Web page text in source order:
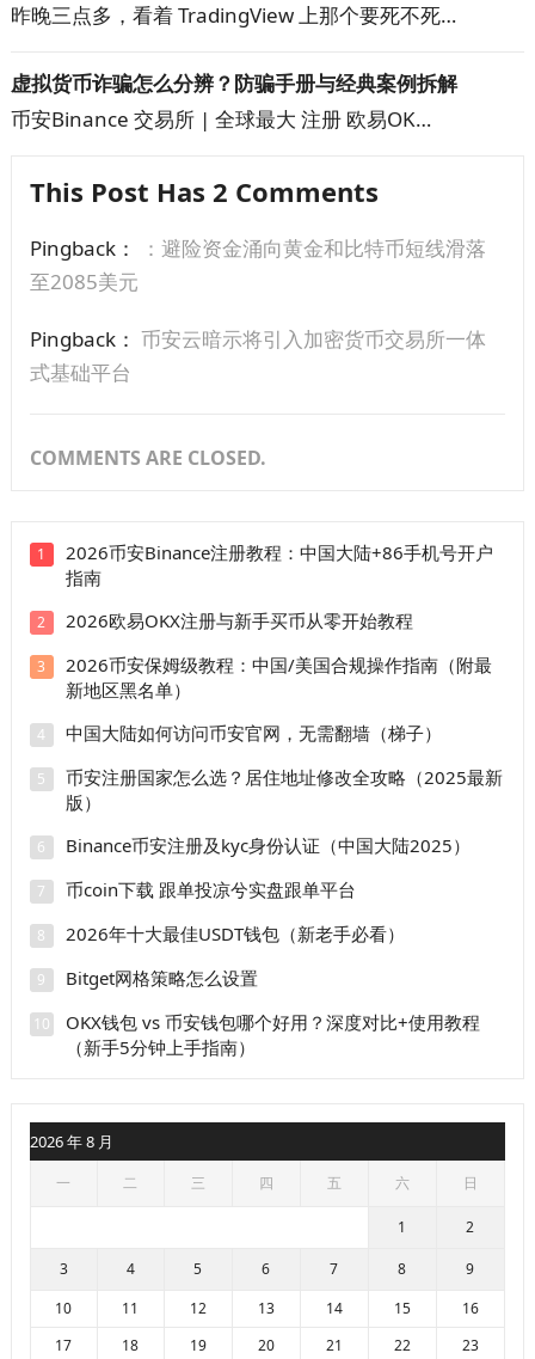
昨晚三点多，看着 TradingView 上那个要死不死…
虚拟货币诈骗怎么分辨？防骗手册与经典案例拆解
币安Binance 交易所 | 全球最大 注册 欧易OK…
This Post Has 2 Comments
Pingback：
：避险资金涌向黄金和比特币短线滑落
至2085美元
Pingback： 币安云暗示将引入加密货币交易所一体
式基础平台
COMMENTS ARE CLOSED.
1
2026币安Binance注册教程：中国大陆+86手机号开户
指南
2 2026欧易OKX注册与新手买币从零开始教程
3
2026币安保姆级教程：中国/美国合规操作指南（附最
新地区黑名单）
4 中国大陆如何访问币安官网，无需翻墙（梯子）
5
币安注册国家怎么选？居住地址修改全攻略（2025最新
版）
6 Binance币安注册及kyc身份认证（中国大陆2025）
7 币coin下载 跟单投凉兮实盘跟单平台
8 2026年十大最佳USDT钱包（新老手必看）
9 Bitget网格策略怎么设置
10
OKX钱包 vs 币安钱包哪个好用？深度对比+使用教程
（新手5分钟上手指南）
2026 年 8 月
一 二 三 四 五 六 日
1 2
3 4 5 6 7 8
9
10
11 12 13 14 15
16
17
18 19 20 21 22 23